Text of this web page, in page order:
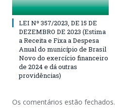
LEI Nº 357/2023, DE 15 DE
DEZEMBRO DE 2023 (Estima
a Receita e Fixa a Despesa
Anual do município de Brasil
Novo do exercício financeiro
de 2024 e dá outras
providências)
Os comentários estão fechados.